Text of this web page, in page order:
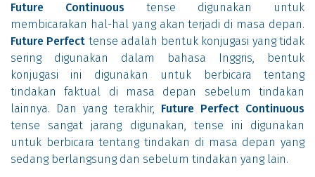
Future Continuous tense digunakan untuk
membicarakan hal-hal yang akan terjadi di masa depan.
Future Perfect tense adalah bentuk konjugasi yang tidak
sering digunakan dalam bahasa Inggris, bentuk
konjugasi ini digunakan untuk berbicara tentang
tindakan faktual di masa depan sebelum tindakan
lainnya. Dan yang terakhir, Future Perfect Continuous
tense sangat jarang digunakan, tense ini digunakan
untuk berbicara tentang tindakan di masa depan yang
sedang berlangsung dan sebelum tindakan yang lain.